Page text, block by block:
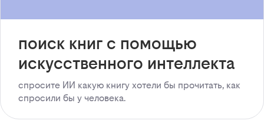
поиск книг с помощью
искусственного интеллекта
спросите ИИ какую книгу хотели бы прочитать, как
спросили бы у человека.